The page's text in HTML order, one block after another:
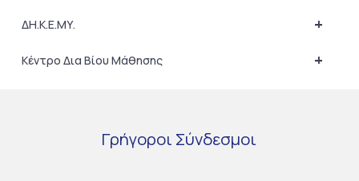
+
ΔΗ.Κ.Ε.ΜΥ.
+
Κέντρο Δια Βίου Μάθησης
Γρήγοροι Σύνδεσμοι